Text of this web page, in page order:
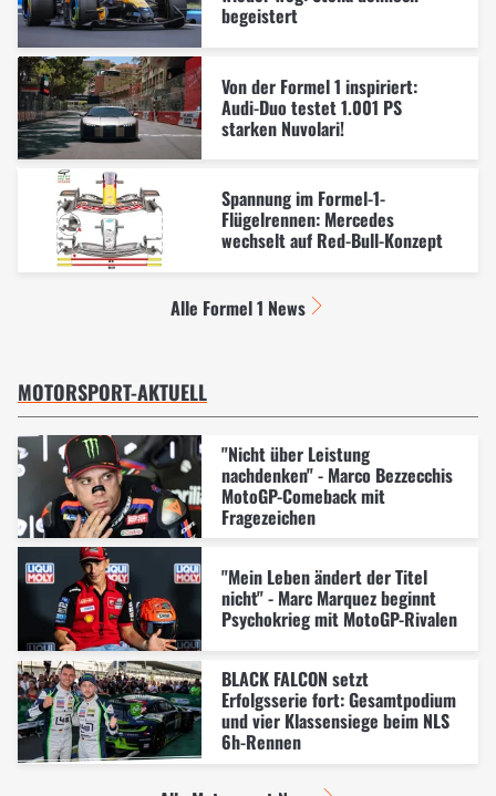
begeistert
Von der Formel 1 inspiriert:
Audi-Duo testet 1.001 PS
starken Nuvolari!
Spannung im Formel-1-
Flügelrennen: Mercedes
wechselt auf Red-Bull-Konzept
Alle Formel 1 News
MOTORSPORT-AKTUELL
"Nicht über Leistung
nachdenken" - Marco Bezzecchis
MotoGP-Comeback mit
Fragezeichen
"Mein Leben ändert der Titel
nicht" - Marc Marquez beginnt
Psychokrieg mit MotoGP-Rivalen
BLACK FALCON setzt
Erfolgsserie fort: Gesamtpodium
und vier Klassensiege beim NLS
6h-Rennen